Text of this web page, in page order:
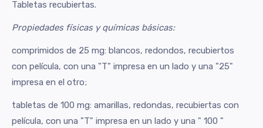
Tabletas recubiertas.
Propiedades físicas y químicas básicas:
comprimidos de 25 mg: blancos, redondos, recubiertos
con película, con una "T" impresa en un lado y una "25"
impresa en el otro;
tabletas de 100 mg: amarillas, redondas, recubiertas con
película, con una "T" impresa en un lado y una " 100 "